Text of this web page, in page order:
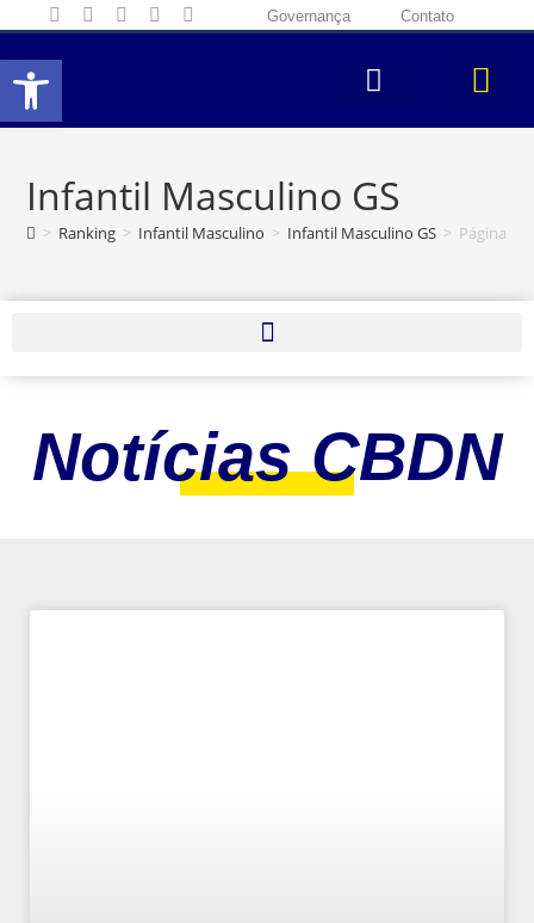
Abrir a barra de ferramentas
Governança Contato
Infantil Masculino GS
> Ranking > Infantil Masculino > Infantil Masculino GS > Página 4
Notícias CBDN